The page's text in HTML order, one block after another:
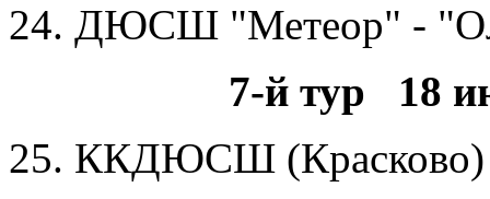
24. ДЮСШ "Метеор" -
7-й тур 18
25. ККДЮСШ